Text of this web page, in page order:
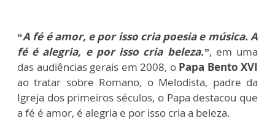
“A fé é amor, e por isso cria poesia e música. A
fé é alegria, e por isso cria beleza.”, em uma
das audiências gerais em 2008, o Papa Bento XVI
ao tratar sobre Romano, o Melodista, padre da
Igreja dos primeiros séculos, o Papa destacou que
a fé é amor, é alegria e por isso cria a beleza.